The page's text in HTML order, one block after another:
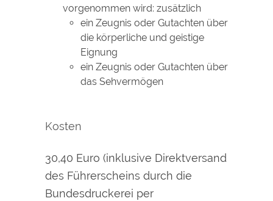
vorgenommen wird: zusätzlich
ein Zeugnis oder Gutachten über
die körperliche und geistige
Eignung
ein Zeugnis oder Gutachten über
das Sehvermögen
Kosten
30,40 Euro (inklusive Direktversand
des Führerscheins durch die
Bundesdruckerei per